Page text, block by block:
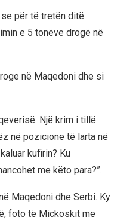
për të tretën ditë
e 5 tonëve drogë në
në Maqedoni dhe si
Një krim i tillë
në pozicione të larta në
kufirin? Ku
me këto para?”.
Maqedoni dhe Serbi. Ky
foto të Mickoskit me